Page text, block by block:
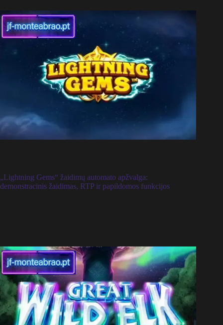
„Lightning Gems“ žaidimų automato apžvalga:
demonstracinis žaidimas, RTP ir papildomos funkcijos